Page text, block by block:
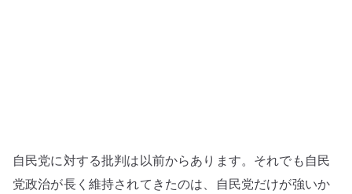
に
す
自民党に対する批判は以前からあります。それでも自民
党政治が長く維持されてきたのは、自民党だけが強いか